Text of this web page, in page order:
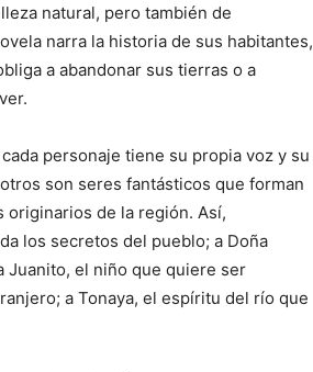
natural, pero también de
narra la historia de sus habitantes,
a abandonar sus tierras o a
personaje tiene su propia voz y su
son seres fantásticos que forman
originarios de la región. Así,
los secretos del pueblo; a Doña
Juanito, el niño que quiere ser
a Tonaya, el espíritu del río que